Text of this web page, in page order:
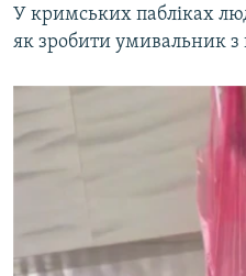
У кримських пабліках
як зробити умивальник з